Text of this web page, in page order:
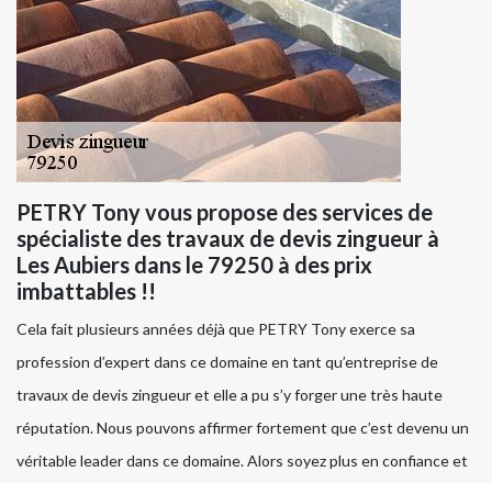
PETRY Tony vous propose des services de
spécialiste des travaux de devis zingueur à
Les Aubiers dans le 79250 à des prix
imbattables !!
Cela fait plusieurs années déjà que PETRY Tony exerce sa
profession d’expert dans ce domaine en tant qu’entreprise de
travaux de devis zingueur et elle a pu s’y forger une très haute
réputation. Nous pouvons affirmer fortement que c’est devenu un
véritable leader dans ce domaine. Alors soyez plus en confiance et